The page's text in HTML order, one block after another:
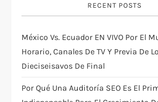
a
t
i
RECENT POSTS
México Vs. Ecuador EN VIVO Por El
Horario, Canales De TV Y Previa De
Dieciseisavos De Final
Por Qué Una Auditoría SEO Es El